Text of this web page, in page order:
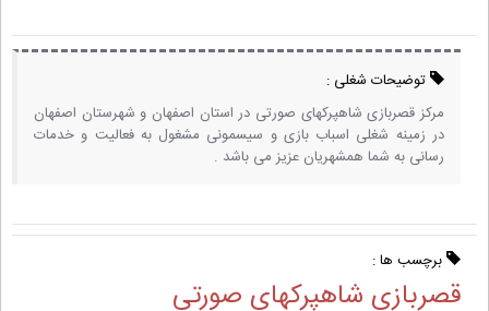
توضیحات شغلی :
مرکز قصربازی شاهپرکهای صورتی در استان اصفهان و شهرستان اصفهان
در زمینه شغلی اسباب بازی و سیسمونی مشغول به فعالیت و خدمات
رسانی به شما همشهریان عزیز می باشد .
برچسب ها :
قصربازی شاهپرکهای صورتی